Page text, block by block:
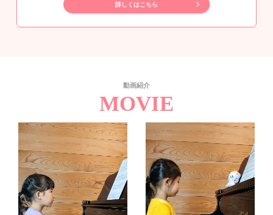
詳しくはこちら
動画紹介
MOVIE